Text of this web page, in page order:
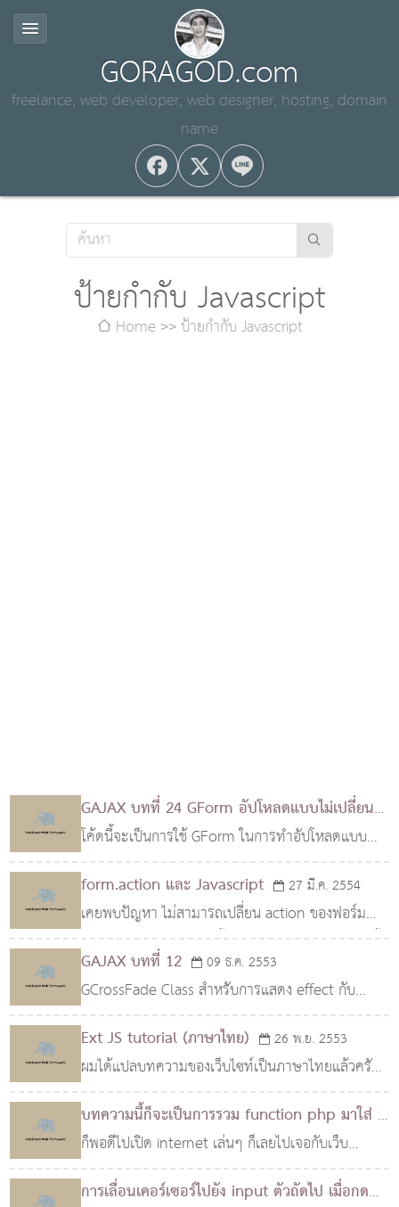
GORAGOD.com
freelance, web developer, web designer, hosting, domain
name
ป้ายกำกับ Javascript
Home ป้ายกำกับ Javascript
GAJAX บทที่ 24 GForm อัปโหลดแบบไม่เปลี่ยน
หน้าด้วย GAJAX
30 มี.ค. 2554
โค้ดนี้จะเป็นการใช้ GForm ในการทำอัปโหลดแบบ
Ajax ซึ่งจริงๆแล้วเราก็สามารถเขียนฟอร์มได้เหมือนกับ
ฟอร์มทั่วๆไปเหมือนเดิมครับ และหากเราใช้รูปรอโหลด
เรา..
form.action และ Javascript 27 มี.ค. 2554
เคยพบปัญหา ไม่สามารถเปลี่ยน action ของฟอร์ม
ด้วย Javascript กันบ้างมั้ยครับ ตอนที่ผมเจอปัญหานี้
ครั้งแรก ผมงงไป 2 วันเลยทีเดียว กว่าจะคลำหาต้นตอ
เจอ ป..
GAJAX บทที่ 12 09 ธ.ค. 2553
GCrossFade Class สำหรับการแสดง effect กับ
รูปภาพ ในลักษณะ Fade In และ Fade Out สามารถ
ใช้เพิ่มความน่าสนใจให้กับรูปภาพ หรือ ใช้สำหรับทำ
Slide Show แบบง่
Ext JS tutorial (ภาษาไทย) 26 พ.ย. 2553
ผมได้แปลบทความของเว็บไซท์เป็นภาษาไทยแล้วครับ
อ่านยากนิดหน่อยนะครับ แต่น่าจะอ่านง่ายกว่าภาษา
อังกฤษนะครับ อิๆ
http://extjs.com/learn/Tutorial:Introduct
บทความนี้ก็จะเป็นการรวม function php มาใส่ js
26 พ.ย. 2553
ก็พอดีไปเปิด internet เล่นๆ ก็เลยไปเจอกับเว็บ
phpjs.org เข้าก็เลยเอามาให้เพื่อนๆ ไปลองใช้ดู
การเลื่อนเคอร์เซอร์ไปยัง input ตัวถัดไป เมื่อกด